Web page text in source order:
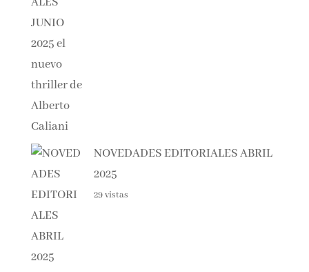
NOVEDADES EDITORIALES ABRIL
2025
29 vistas